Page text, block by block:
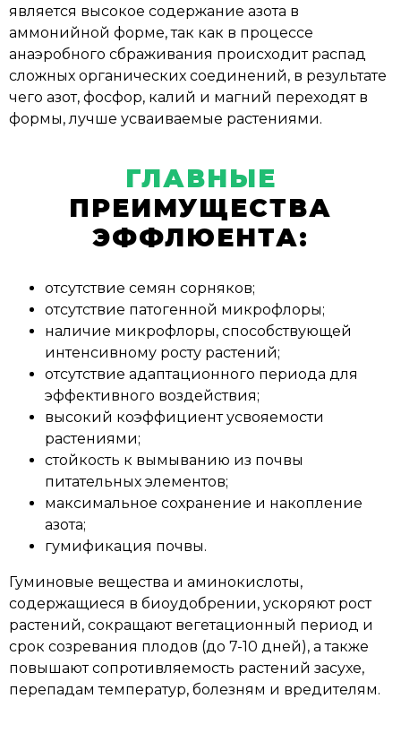
является высокое содержание азота в
аммонийной форме, так как в процессе
анаэробного сбраживания происходит распад
сложных органических соединений, в результате
чего азот, фосфор, калий и магний переходят в
формы, лучше усваиваемые растениями.
ГЛАВНЫЕ
ПРЕИМУЩЕСТВА
ЭФФЛЮЕНТА:
отсутствие семян сорняков;
отсутствие патогенной микрофлоры;
наличие микрофлоры, способствующей
интенсивному росту растений;
отсутствие адаптационного периода для
эффективного воздействия;
высокий коэффициент усвояемости
растениями;
стойкость к вымыванию из почвы
питательных элементов;
максимальное сохранение и накопление
азота;
гумификация почвы.
Гуминовые вещества и аминокислоты,
содержащиеся в биоудобрении, ускоряют рост
растений, сокращают вегетационный период и
срок созревания плодов (до 7-10 дней), а также
повышают сопротивляемость растений засухе,
перепадам температур, болезням и вредителям.
Заполните заявку на
обратную связь
Я согласен на обработку персональных
данных согласно Политике
конфиденциальности»
Отправить
Feedback request
I give my consent to the processing of my
personal data
Send